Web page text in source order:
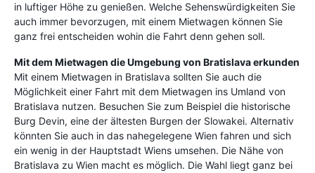
in luftiger Höhe zu genießen. Welche Sehenswürdigkeiten Sie
auch immer bevorzugen, mit einem Mietwagen können Sie
ganz frei entscheiden wohin die Fahrt denn gehen soll.
Mit dem Mietwagen die Umgebung von Bratislava erkunden
Mit einem Mietwagen in Bratislava sollten Sie auch die
Möglichkeit einer Fahrt mit dem Mietwagen ins Umland von
Bratislava nutzen. Besuchen Sie zum Beispiel die historische
Burg Devin, eine der ältesten Burgen der Slowakei. Alternativ
könnten Sie auch in das nahegelegene Wien fahren und sich
ein wenig in der Hauptstadt Wiens umsehen. Die Nähe von
Bratislava zu Wien macht es möglich. Die Wahl liegt ganz bei